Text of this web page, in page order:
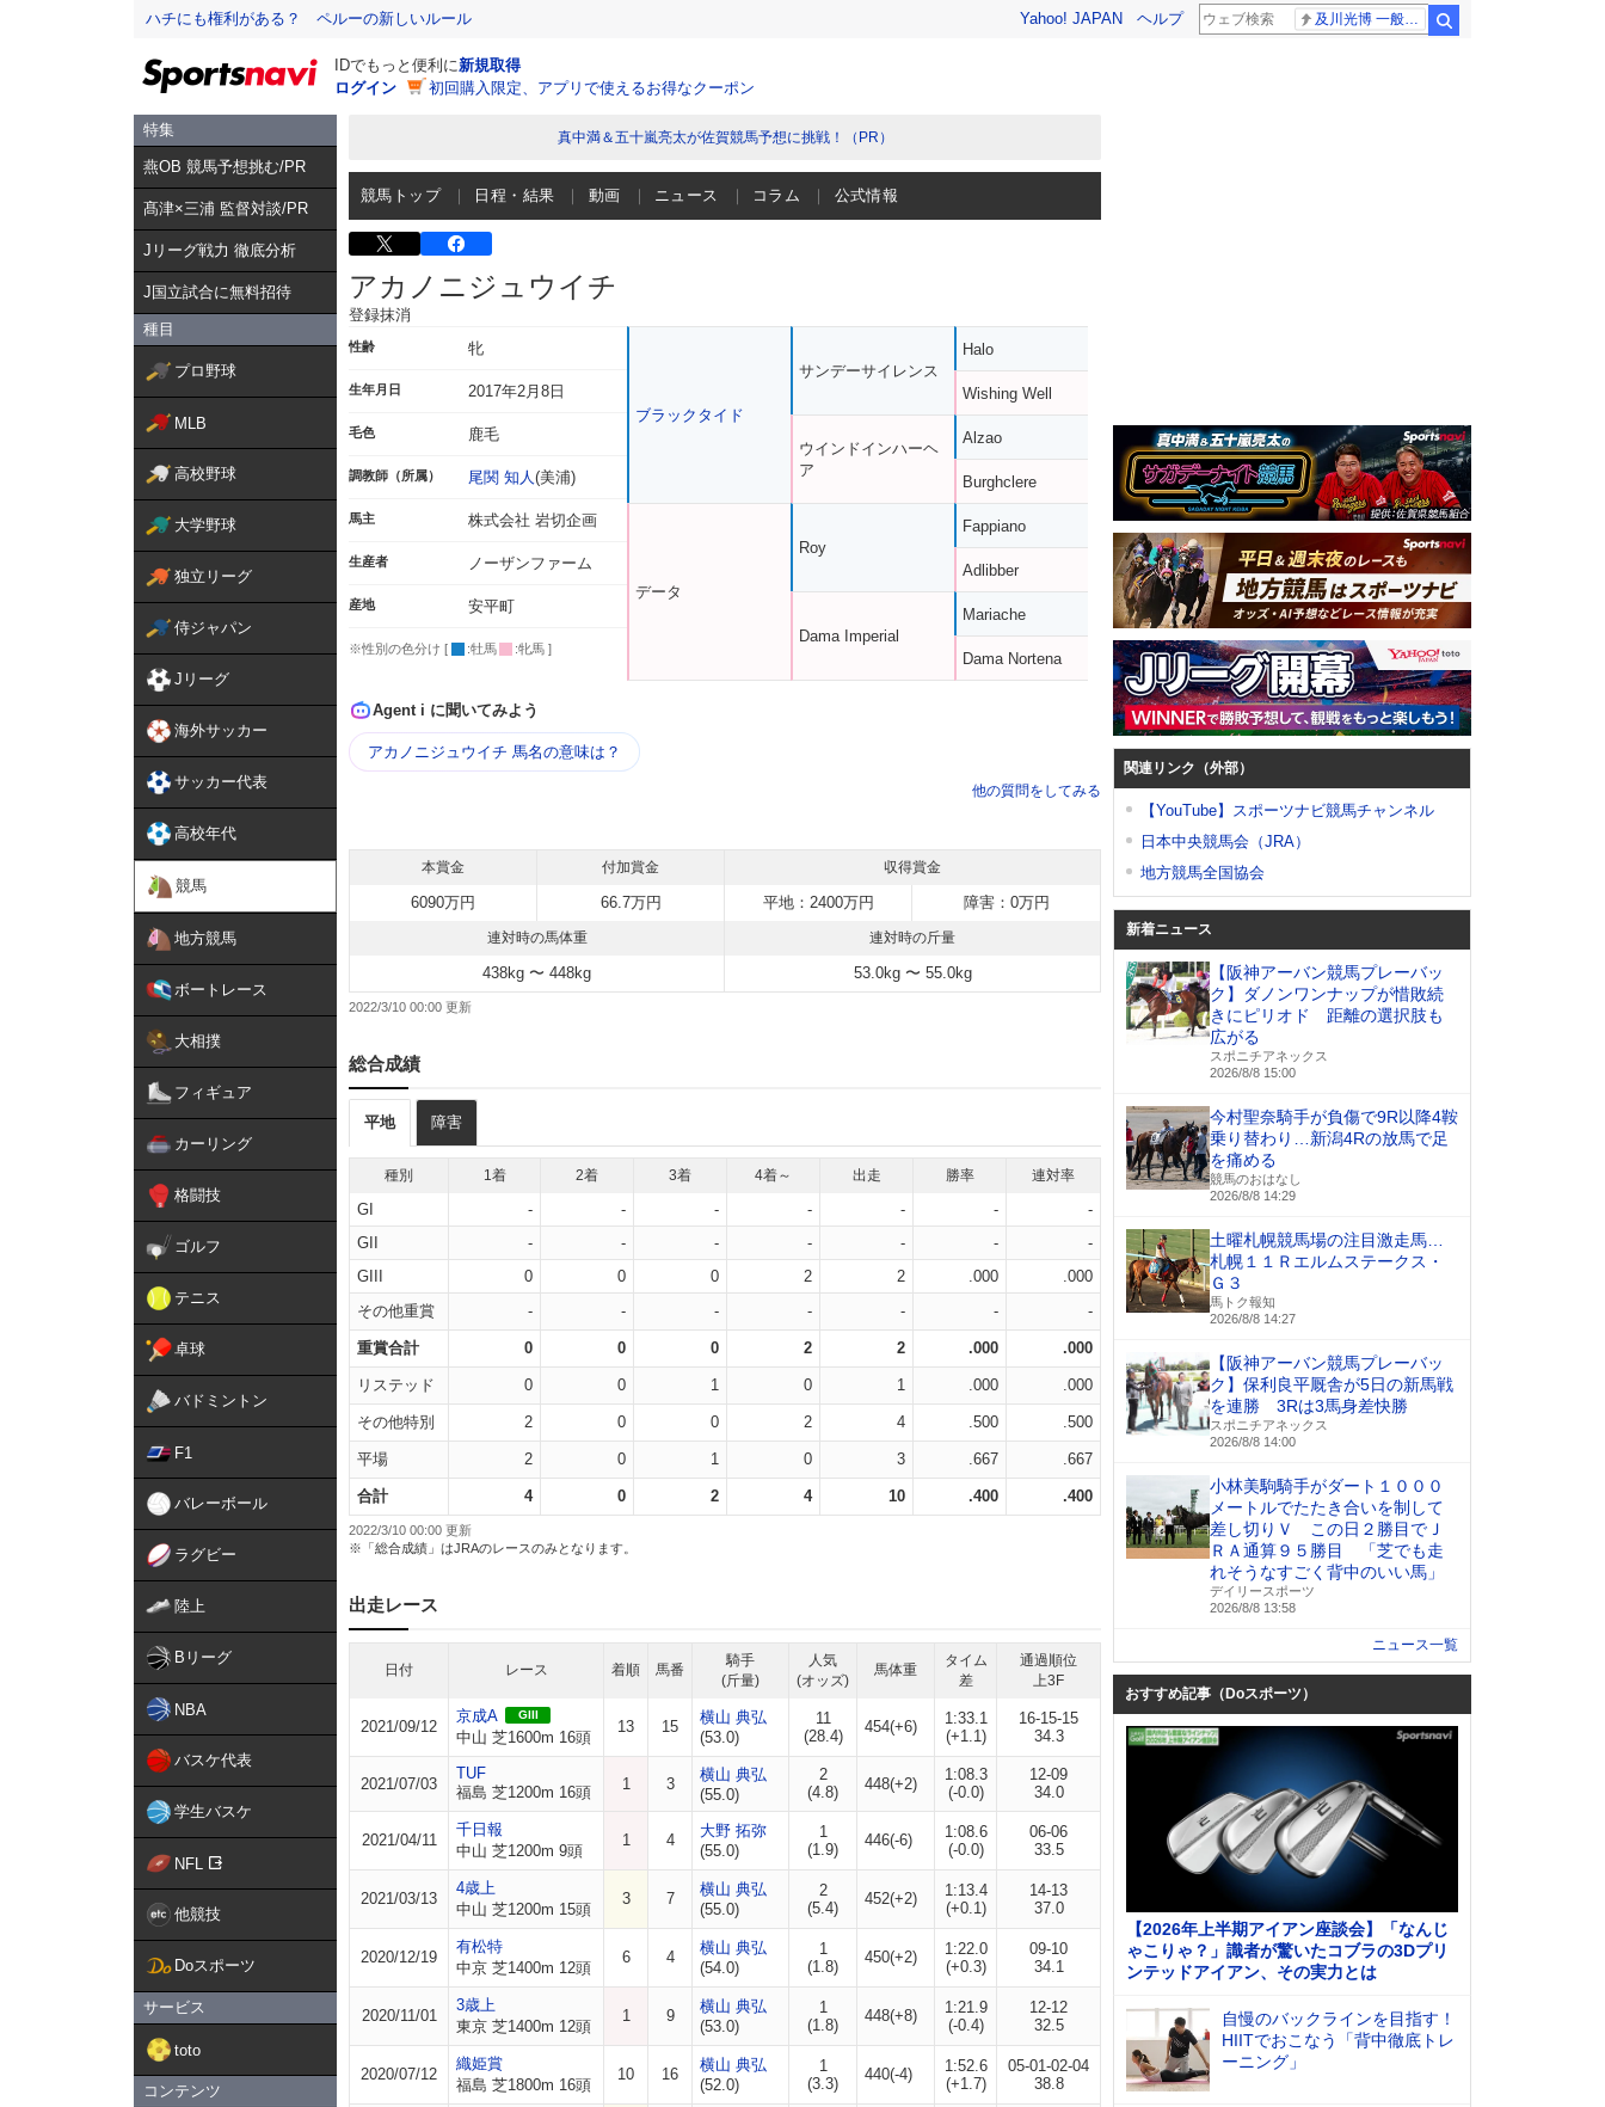
ハチにも権利がある？ ペルーの新しいルール Yahoo! JAPAN ヘルプ
IDでもっと便利に新規取得
ログイン
初回購入限定、アプリで使えるお得なクーポン
特集
燕OB 競馬予想挑む/PR
髙津×三浦 監督対談/PR
Jリーグ戦力 徹底分析
J国立試合に無料招待
種目
プロ野球
MLB
高校野球
大学野球
独立リーグ
侍ジャパン
Jリーグ
海外サッカー
サッカー代表
高校年代
競馬
地方競馬
ボートレース
大相撲
フィギュア
カーリング
格闘技
ゴルフ
テニス
卓球
バドミントン
F1
バレーボール
ラグビー
陸上
Bリーグ
NBA
バスケ代表
学生バスケ
NFL
他競技
Doスポーツ
サービス
toto
コンテンツ
真中満＆五十嵐亮太が佐賀競馬予想に挑戦！（PR）
競馬トップ 日程・結果 動画 ニュース コラム 公式情報
アカノニジュウイチ
登録抹消
性齢 牝
生年月日 2017年2月8日
毛色 鹿毛
調教師（所属） 尾関 知人(美浦)
馬主 株式会社 岩切企画
生産者 ノーザンファーム
産地 安平町
※性別の色分け [ :牡馬 :牝馬 ]
ブラックタイド
データ
サンデーサイレンス
ウインドインハーヘ
ア
Roy
Dama Imperial
Halo
Wishing Well
Alzao
Burghclere
Fappiano
Adlibber
Mariache
Dama Nortena
Agent i に聞いてみよう
アカノニジュウイチ 馬名の意味は？
他の質問をしてみる
本賞金 付加賞金 収得賞金
6090万円 66.7万円 平地：2400万円 障害：0万円
連対時の馬体重 連対時の斤量
438kg 〜 448kg 53.0kg 〜 55.0kg
2022/3/10 00:00
総合成績
平地 障害
種別 1着 2着 3着 4着～ 出走 勝率 連対率
GI - - - - - -
-
GII
- - - - - -
-
GIII
0 0 0 2 2 .000
.000
その他重賞
- - - - - - -
重賞合計 0 0 0 2 2 .000 .000
リステッド 0 0 1 0 1 .000 .000
その他特別 2 0 0 2 4 .500 .500
平場 2 0 1 0 3 .667 .667
合計 4 0 2 4 10 .400 .400
2022/3/10 00:00 更新
※「総合成績」はJRAのレースのみとなります。
出走レース
日付 レース 着順 馬番
騎手
(斤量)
人気
(オッズ)
馬体重
タイム
差
通過順位
上3F
2021/09/12
京成A GIII
中山 芝1600m 16頭
13 15
横山 典弘
(53.0)
11
(28.4)
454(+6)
1:33.1
(+1.1)
16-15-15
34.3
2021/07/03
TUF
福島 芝1200m 16頭
1 3
横山 典弘
(55.0)
2
(4.8)
448(+2)
1:08.3
(-0.0)
12-09
34.0
2021/04/11
千日報
中山 芝1200m 9頭
1 4
大野 拓弥
(55.0)
1
(1.9)
446(-6)
1:08.6
(-0.0)
06-06
33.5
2021/03/13
4歳上
中山 芝1200m 15頭
3 7
横山 典弘
(55.0)
2
(5.4)
452(+2)
1:13.4
(+0.1)
14-13
37.0
2020/12/19
有松特
中京 芝1400m 12頭
6 4
横山 典弘
(54.0)
1
(1.8)
450(+2)
1:22.0
(+0.3)
09-10
34.1
2020/11/01
3歳上
東京 芝1400m 12頭
1 9
横山 典弘
(53.0)
1
(1.8)
448(+8)
1:21.9
(-0.4)
12-12
32.5
2020/07/12
織姫賞
福島 芝1800m 16頭
10 16
横山 典弘
(52.0)
1
(3.3)
440(-4)
1:52.6
(+1.7)
05-01-02-04
38.8
関連リンク（外部）
【YouTube】スポーツナビ競馬チャンネル
日本中央競馬会（JRA）
地方競馬全国協会
新着ニュース
【阪神アーバン競馬プレーバッ
ク】ダノンワンナップが惜敗続
きにピリオド 距離の選択肢も
広がる
スポニチアネックス
2026/8/8 15:00
今村聖奈騎手が負傷で9R以降4鞍
乗り替わり…新潟4Rの放馬で足
を痛める
競馬のおはなし
2026/8/8 14:29
土曜札幌競馬場の注目激走馬…
札幌１１Ｒエルムステークス・
Ｇ３
馬トク報知
2026/8/8 14:27
【阪神アーバン競馬プレーバッ
ク】保利良平厩舎が5日の新馬戦
を連勝 3Rは3馬身差快勝
スポニチアネックス
2026/8/8 14:00
小林美駒騎手がダート１０００
メートルでたたき合いを制して
差し切りＶ この日２勝目でＪ
ＲＡ通算９５勝目 「芝でも走
れそうなすごく背中のいい馬」
デイリースポーツ
2026/8/8 13:58
ニュース一覧
おすすめ記事（Doスポーツ）
【2026年上半期アイアン座談会】「なんじ
ゃこりゃ？」識者が驚いたコブラの3Dプリ
ンテッドアイアン、その実力とは
自慢のバックラインを目指す！
HIITでおこなう「背中徹底トレ
ーニング」